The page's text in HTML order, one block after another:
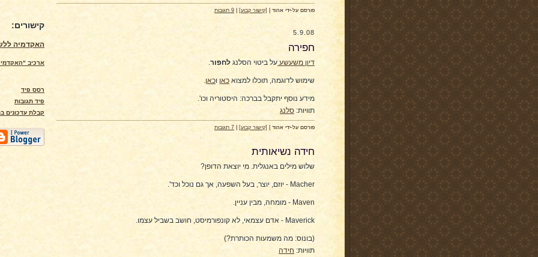
קישורים:
האקדמיה
ארכיב
רסס פיד
פיד תגובות
קבלת עדכונים
פורסם על-ידי אהוד | [קישור קבוע] 9 תגובות
5.9.08
חפירה
דיון משעשע על ביטוי הסלנג לחפור.
שימוש לדוגמה, תוכלו למצוא כאן וכאן.
מידע נוסף יתקבל בברכה: היסטוריה וכו'.
תוויות: סלנג
פורסם על-ידי אהוד | [קישור קבוע] 7 תגובות
חידה נשיאותית
שלוש מילים באנגלית. מי יוצאת הדופן?
Macher - יוזם, יוצר, בעל השפעה, אך גם נוכל וכד'.
Maven - מומחה, מבין עניין.
Maverick - אדם עצמאי, לא קונפורמיסט, חושב בשביל עצמו.
(בונוס: מה משמעות הכותרת?)
תוויות: חידה